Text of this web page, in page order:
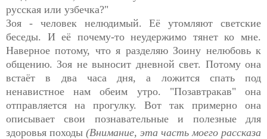
русская или узбечка?"
Зоя - человек нелюдимый. Её утомляют светские
беседы. И её почему-то неудержимо тянет ко мне.
Наверное потому, что я разделяю Зоину нелюбовь к
общению. Зоя не выносит дневной свет. Потому она
встаёт в два часа дня, а ложится спать под
ненавистное нам обеим утро. "Позавтракав" она
отправляется на прогулку. Вот так примерно она
описывает свои познавательные и полезные для
здоровья походы (Внимание, эта часть моего рассказа